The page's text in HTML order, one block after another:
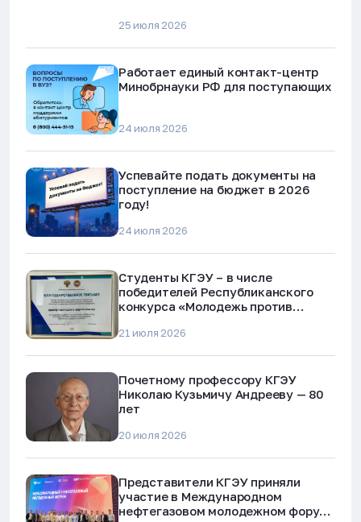
25 июля 2026
Работает единый контакт-центр
Минобрнауки РФ для поступающих
24 июля 2026
Успевайте подать документы на
поступление на бюджет в 2026
году!
24 июля 2026
Студенты КГЭУ – в числе
победителей Республиканского
конкурса «Молодежь против
мошенничества»
21 июля 2026
Почетному профессору КГЭУ
Николаю Кузьмичу Андрееву — 80
лет
20 июля 2026
Представители КГЭУ приняли
участие в Международном
нефтегазовом молодежном форуме